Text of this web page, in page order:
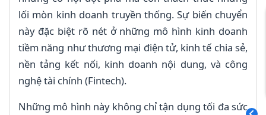
lối mòn kinh doanh truyền thống. Sự biến chuyển
này đặc biệt rõ nét ở những mô hình kinh doanh
tiềm năng như thương mại điện tử, kinh tế chia sẻ,
nền tảng kết nối, kinh doanh nội dung, và công
nghệ tài chính (Fintech).
Những mô hình này không chỉ tận dụng tối đa sức